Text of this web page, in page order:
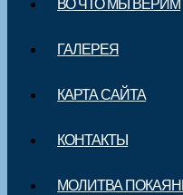
ВО ЧТО МЫ ВЕРИМ
ГАЛЕРЕЯ
КАРТА САЙТА
КОНТАКТЫ
МОЛИТВА